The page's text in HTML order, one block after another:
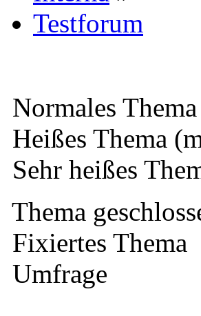
Testforum
Normales Thema
Heißes Thema
Sehr heißes
Thema
Fixiertes Thema
Umfrage